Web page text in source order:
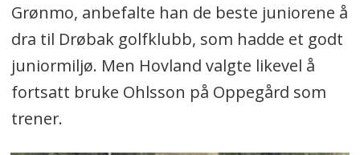
Grønmo, anbefalte han de beste juniorene å
dra til Drøbak golfklubb, som hadde et godt
juniormiljø. Men Hovland valgte likevel å
fortsatt bruke Ohlsson på Oppegård som
trener.